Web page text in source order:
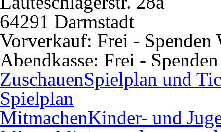
64291 Darmstadt
Vorverkauf: Frei -
Abendkasse: Frei -
ZuschauenSpielplan und
Spielplan
MitmachenKinder- und